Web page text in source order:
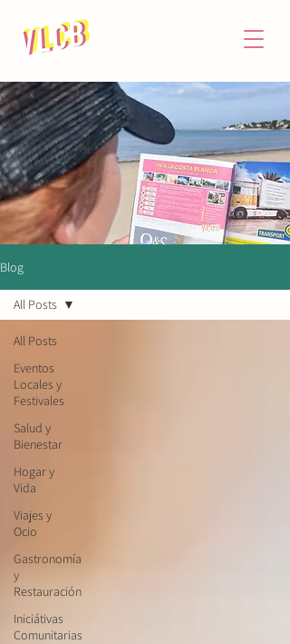
Blog
All Posts
Eventos
Locales y
Festivales
Salud y
Bienestar
Hogar y
Vida
Viajes y
Ocio
Gastronomía
y
Restauración
Iniciátivas
Comunitarias
All Posts